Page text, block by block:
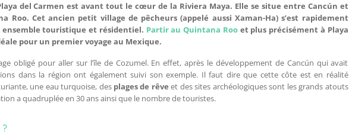
del Carmen est avant tout le cœur de la Riviera Maya. Elle se situe entre Cancún et
Roo. Cet ancien petit village de pêcheurs (appelé aussi Xaman-Ha) s’est rapidement
ensemble touristique et résidentiel. Partir au Quintana Rooet plus précisément à Playa
pour un premier voyage au Mexique.
obligé pour aller sur l’île de Cozumel. En effet, après le développement de Cancún qui avait
dans la région ont également suivi son exemple. Il faut dire que cette côte est en réalité
une eau turquoise, des plages de rêve et des sites archéologiques sont les grands atouts
a quadruplée en 30 ans ainsi que le nombre de touristes.